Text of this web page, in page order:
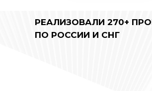
РЕАЛИЗОВАЛИ 270+
ПО РОССИИ И СНГ